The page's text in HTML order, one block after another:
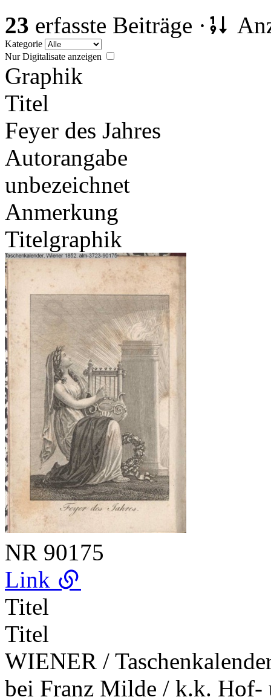
23 erfasste Beiträge ·
Kategorie
Nur Digitalisate anzeigen
Graphik
Titel
Feyer des Jahres
Autorangabe
unbezeichnet
Anmerkung
Titelgraphik
NR 90175
Link
Titel
Titel
WIENER /
bei Franz Milde / k.k. Hof-